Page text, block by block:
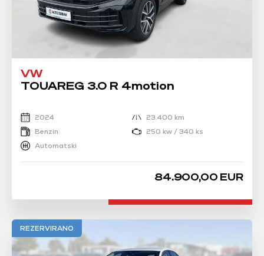
VW
TOUAREG 3.0 R 4motion
2024
23.400 km
Benzin
250 kw / 340 ks
Automatski
84.900,00 EUR
REZERVIRANO